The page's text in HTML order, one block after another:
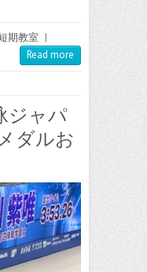
期教室 |
Read more
ジャパ
ダルお